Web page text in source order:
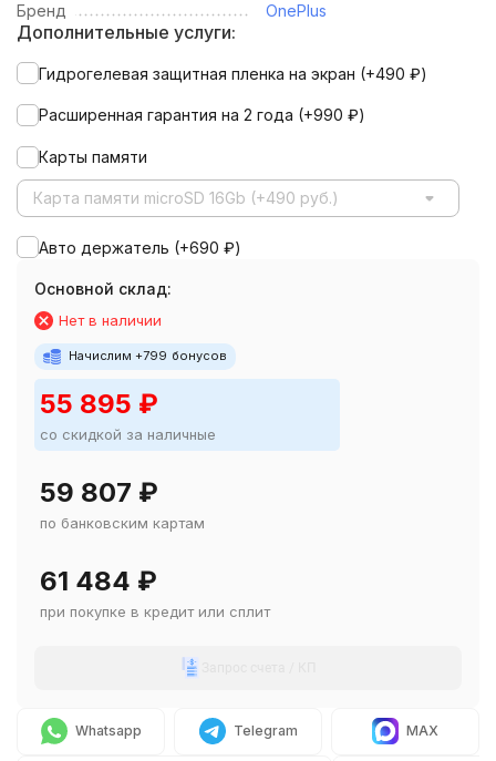
Бренд
OnePlus
Дополнительные услуги:
Гидрогелевая защитная пленка на экран (+490 ₽)
Расширенная гарантия на 2 года (+990 ₽)
Карты памяти
Карта памяти microSD 16Gb (+490 руб.)
Авто держатель (+690 ₽)
Основной склад:
Нет в наличии
Начислим +799 бонусов
55 895 ₽
со скидкой за наличные
59 807 ₽
по банковским картам
61 484 ₽
при покупке в кредит или сплит
Whatsapp Telegram MAX